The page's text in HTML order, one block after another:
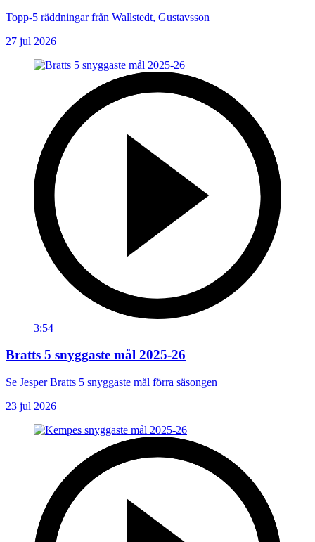
Topp-5 räddningar från Wallstedt, Gustavsson
27 jul 2026
3:54
Bratts 5 snyggaste mål 2025-26
Se Jesper Bratts 5 snyggaste mål förra säsongen
23 jul 2026